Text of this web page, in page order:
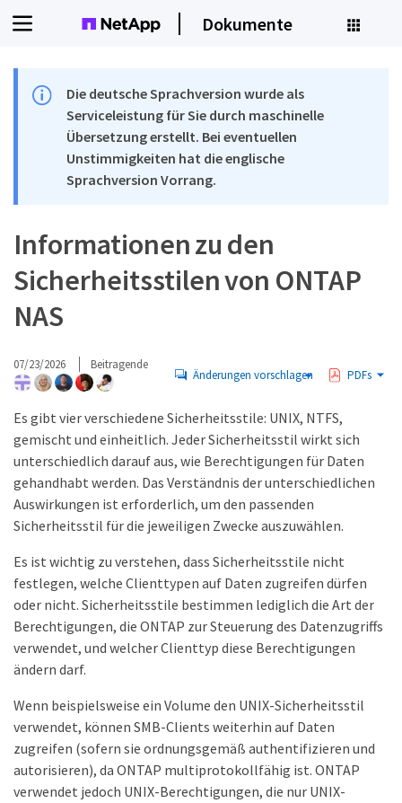
Dokumente
Die deutsche Sprachversion wurde als
Serviceleistung für Sie durch maschinelle
Übersetzung erstellt. Bei eventuellen
Unstimmigkeiten hat die englische
Sprachversion Vorrang.
Informationen zu den
Sicherheitsstilen von ONTAP
NAS
07/23/2026 Beitragende
Änderungen vorschlagen PDFs
Es gibt vier verschiedene Sicherheitsstile: UNIX, NTFS,
gemischt und einheitlich. Jeder Sicherheitsstil wirkt sich
unterschiedlich darauf aus, wie Berechtigungen für Daten
gehandhabt werden. Das Verständnis der unterschiedlichen
Auswirkungen ist erforderlich, um den passenden
Sicherheitsstil für die jeweiligen Zwecke auszuwählen.
Es ist wichtig zu verstehen, dass Sicherheitsstile nicht
festlegen, welche Clienttypen auf Daten zugreifen dürfen
oder nicht. Sicherheitsstile bestimmen lediglich die Art der
Berechtigungen, die ONTAP zur Steuerung des Datenzugriffs
verwendet, und welcher Clienttyp diese Berechtigungen
ändern darf.
Wenn beispielsweise ein Volume den UNIX-Sicherheitsstil
verwendet, können SMB-Clients weiterhin auf Daten
zugreifen (sofern sie ordnungsgemäß authentifizieren und
autorisieren), da ONTAP multiprotokollfähig ist. ONTAP
verwendet jedoch UNIX-Berechtigungen, die nur UNIX-